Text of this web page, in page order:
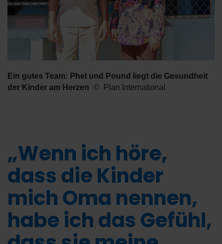
Ein gutes Team: Phel und Pound liegt die Gesundheit
der Kinder am Herzen
Plan International
„Wenn ich höre,
dass die Kinder
mich Oma nennen,
habe ich das Gefühl,